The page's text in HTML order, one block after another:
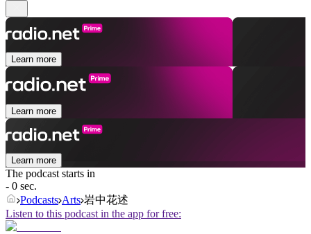
Learn more
Learn more
Learn more
The podcast starts in
- 0 sec.
Podcasts Arts 岩中花述
Listen to this podcast in the app for free: